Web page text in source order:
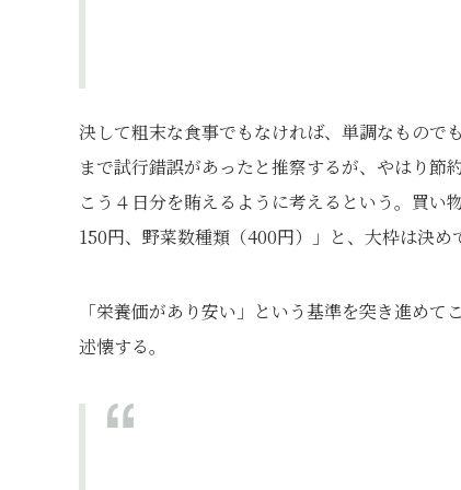
決して粗末な食事でもなければ、単調なもので
まで試行錯誤があったと推察するが、やはり節
こう４日分を賄えるように考えるという。買
150円、野菜数種類（400円）」と、大枠は決め
「栄養価があり安い」という基準を突き進め
述懐する。